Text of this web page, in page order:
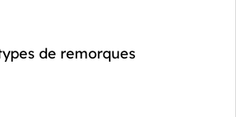
de remorques